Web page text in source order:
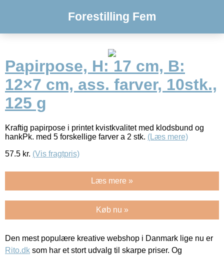
Forestilling Fem
Papirpose, H: 17 cm, B:
12×7 cm, ass. farver, 10stk.,
125 g
Kraftig papirpose i printet kvistkvalitet med klodsbund og
hankPk. med 5 forskellige farver a 2 stk. (Læs mere)
57.5 kr. (Vis fragtpris)
Læs mere »
Køb nu »
Den mest populære kreative webshop i Danmark lige nu er
Rito.dk som har et stort udvalg til skarpe priser. Og